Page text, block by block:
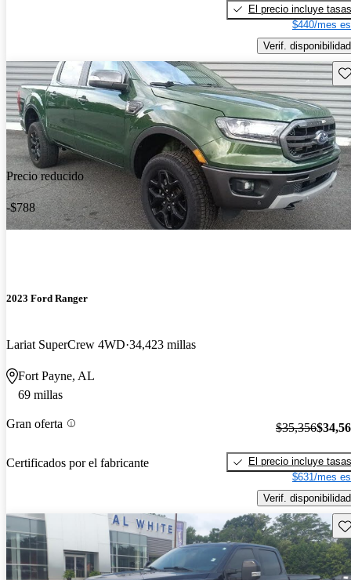
El precio incluye tasas
$440/mes
Verif. disponibilidad
Precio reducido
-$788
2023 Ford Ranger
Lariat SuperCrew 4WD 34,423 millas
Fort Payne, AL
69 millas
Gran oferta
Certificados por el fabricante
$35,356
El precio incluye tasas
$631/mes
Verif. disponibilidad